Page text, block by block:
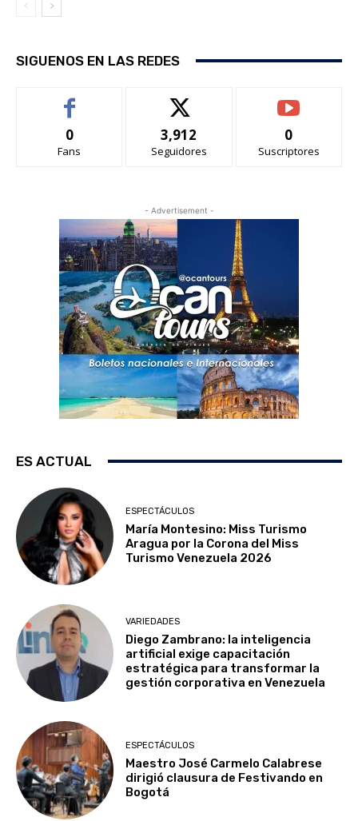
SIGUENOS EN LAS REDES
0
Fans
3,912
Seguidores
0
Suscriptores
- Advertisement -
ES ACTUAL
ESPECTÁCULOS
María Montesino: Miss Turismo
Aragua por la Corona del Miss
Turismo Venezuela 2026
VARIEDADES
Diego Zambrano: la inteligencia
artificial exige capacitación
estratégica para transformar la
gestión corporativa en Venezuela
ESPECTÁCULOS
Maestro José Carmelo Calabrese
dirigió clausura de Festivando en
Bogotá